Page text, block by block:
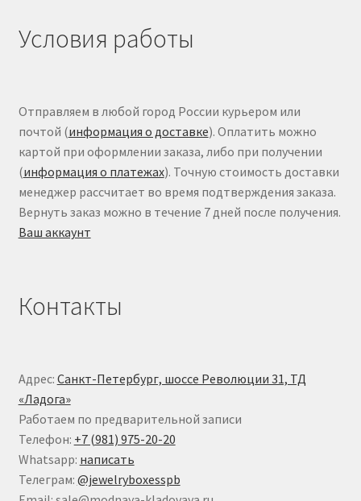
Условия работы
Отправляем в любой город России курьером или
почтой (информация о доставке). Оплатить можно
картой при оформлении заказа, либо при получении
(информация о платежах). Точную стоимость доставки
менеджер рассчитает во время подтверждения заказа.
Вернуть заказ можно в течение 7 дней после получения.
Ваш аккаунт
Контакты
Адрес: Санкт-Петербург, шоссе Революции 31, ТД
«Ладога»
Работаем по предварительной записи
Телефон: +7 (981) 975-20-20
Whatsapp: написать
Телеграм: @jewelryboxesspb